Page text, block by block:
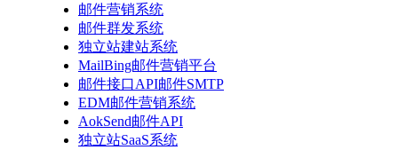
邮件营销系统
邮件群发系统
独立站建站系统
MailBing邮件营销平台
邮件接口API邮件SMTP
EDM邮件营销系统
AokSend邮件API
独立站SaaS系统